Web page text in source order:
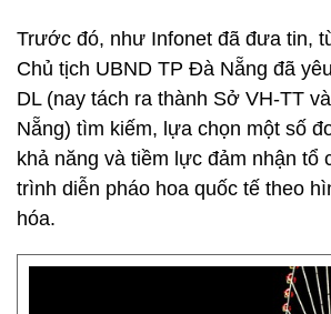
Trước đó, như Infonet đã đưa tin,
Chủ tịch UBND TP Đà Nẵng đã
DL (nay tách ra thành Sở VH-TT
Nẵng) tìm kiếm, lựa chọn một số
khả năng và tiềm lực đảm nhận tổ
trình diễn pháo hoa quốc tế theo
hóa.